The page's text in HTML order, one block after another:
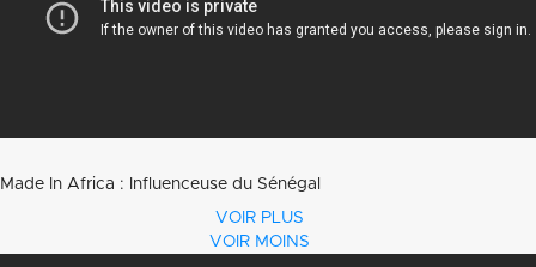
Made In Africa : Influenceuse du Sénégal
VOIR PLUS
VOIR MOINS